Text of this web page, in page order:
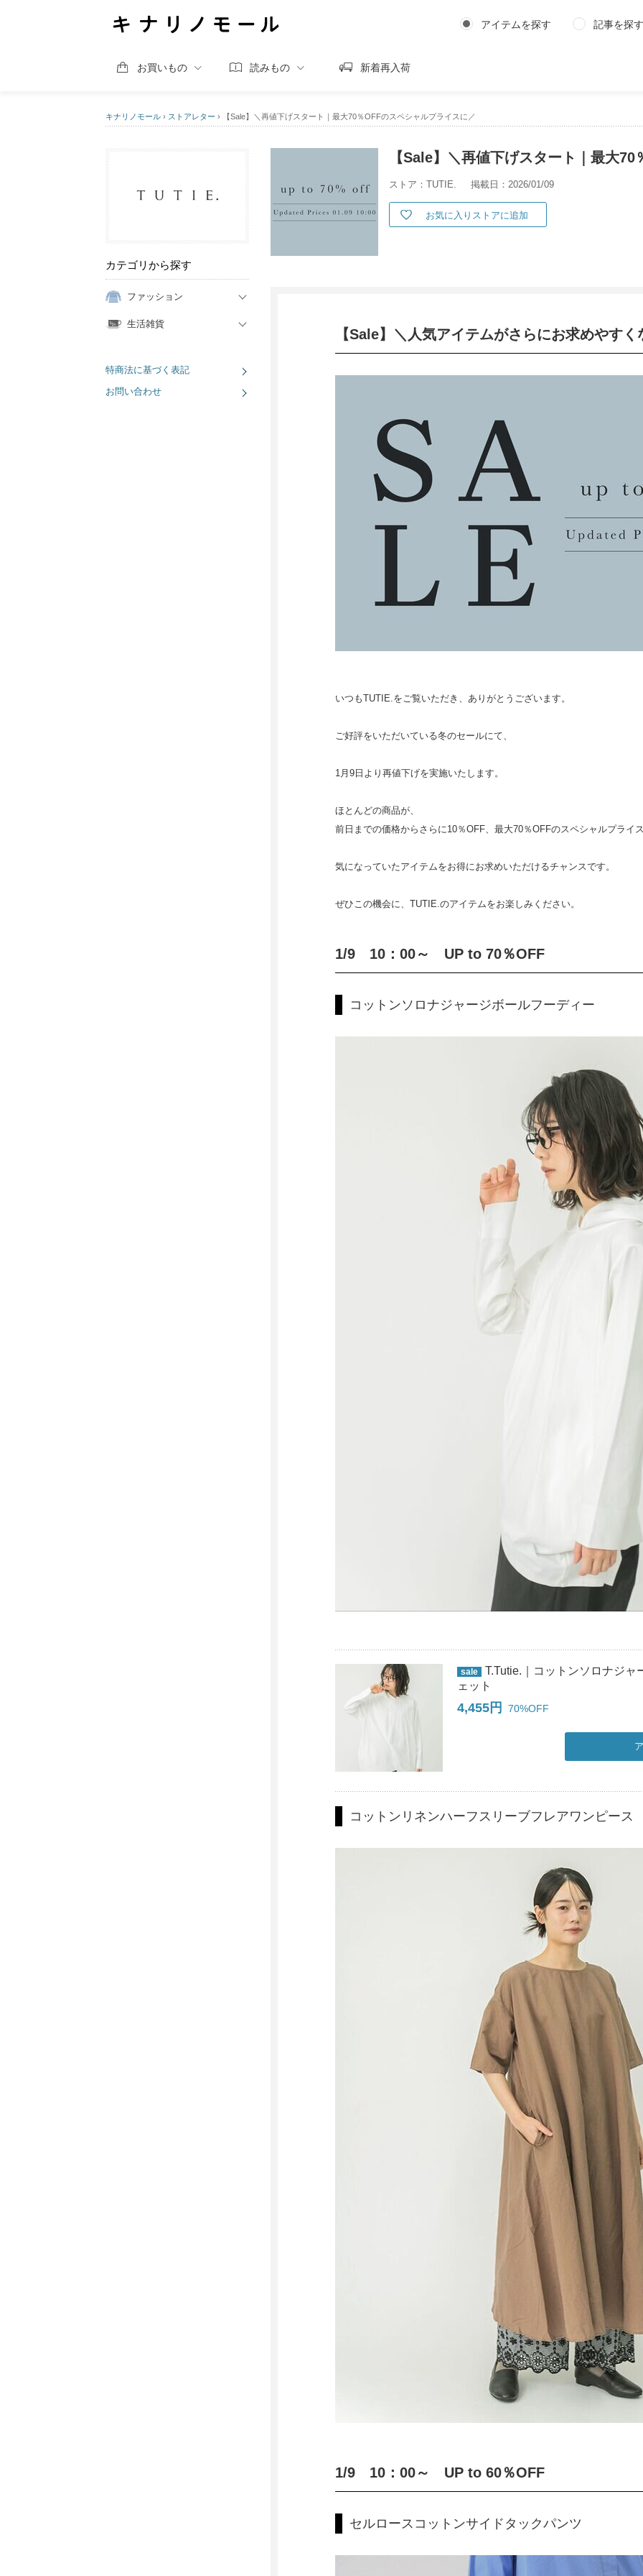
アイテムを探す 記事を探す
お買いもの 読みもの 新着再入荷
キナリノモール › ストアレター › 【Sale】＼再値下げスタート｜最大70％OFFのスペシャルプライスに／
カテゴリから探す
ファッション
生活雑貨
特商法に基づく表記
お問い合わせ
【Sale】＼再値下げスタート｜最大
ストア：TUTIE. 掲載日：2026/01/09
お気に入りストアに追加
【Sale】＼人気アイテムがさらにお求めやす
いつもTUTIE.をご覧いただき、ありがとうございます。
ご好評をいただいている冬のセールにて、
1月9日より再値下げを実施いたします。
ほとんどの商品が、
前日までの価格からさらに10％OFF、最大70％OFFのスペシャルプライ
気になっていたアイテムをお得にお求めいただけるチャンスです。
ぜひこの機会に、TUTIE.のアイテムをお楽しみください。
1/9 10：00～ UP to 70％OFF
コットンソロナジャージボールフーディー
sale
T.Tutie.｜コットンソロナジ
ェット
4,455円 70%OFF
コットンリネンハーフスリーブフレアワンピース
1/9 10：00～ UP to 60％OFF
セルロースコットンサイドタックパンツ